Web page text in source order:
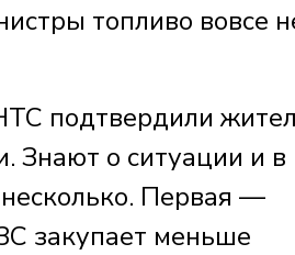
топливо вовсе
подтвердили
Знают о ситуации и в
Первая —
закупает меньше